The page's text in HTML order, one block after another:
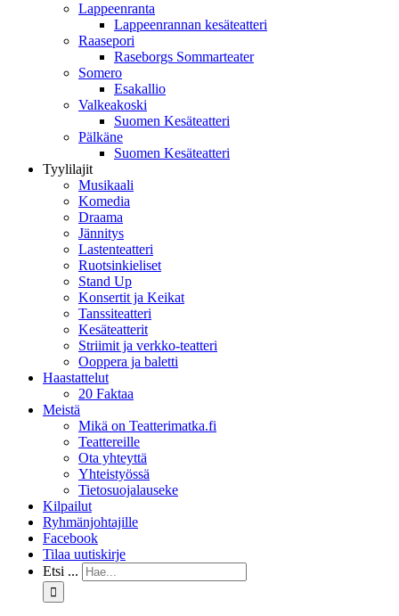
Lappeenranta
Lappeenrannan kesäteatteri
Raasepori
Raseborgs Sommarteater
Somero
Esakallio
Valkeakoski
Suomen Kesäteatteri
Pälkäne
Suomen Kesäteatteri
Tyylilajit
Musikaali
Komedia
Draama
Jännitys
Lastenteatteri
Ruotsinkieliset
Stand Up
Konsertit ja Keikat
Tanssiteatteri
Kesäteatterit
Striimit ja verkko-teatteri
Ooppera ja baletti
Haastattelut
20 Faktaa
Meistä
Mikä on Teatterimatka.fi
Teattereille
Ota yhteyttä
Yhteistyössä
Tietosuojalauseke
Kilpailut
Ryhmänjohtajille
Facebook
Tilaa uutiskirje
Etsi ...